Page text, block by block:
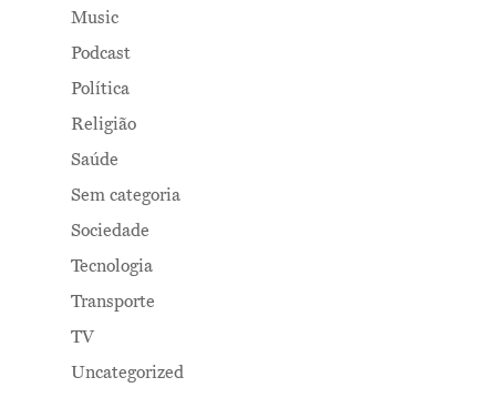
Music
Podcast
Política
Religião
Saúde
Sem categoria
Sociedade
Tecnologia
Transporte
TV
Uncategorized